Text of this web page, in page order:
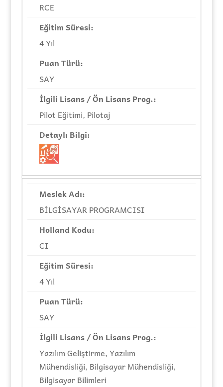
RCE
4 Yıl
SAY
Pilot Eğitimi, Pilotaj
BİLGİSAYAR PROGRAMCISI
CI
4 Yıl
SAY
Yazılım Geliştirme, Yazılım
Mühendisliği, Bilgisayar Mühendisliği,
Bilgisayar Bilimleri